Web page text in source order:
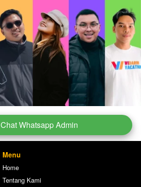
Chat Whatsapp Admin
Menu
Home
Tentang Kami